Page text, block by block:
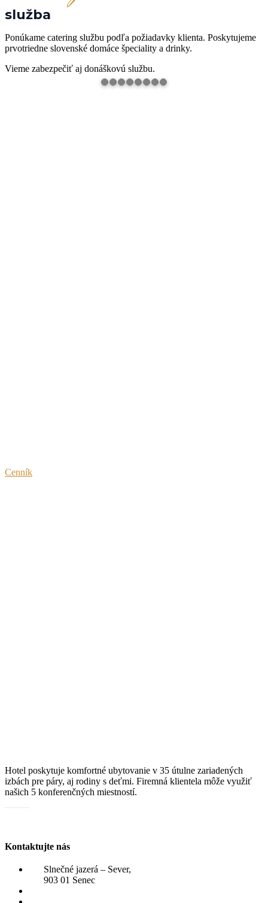
služba
Ponúkame catering službu podľa požiadavky klienta. Poskytujeme
prvotriedne slovenské domáce špeciality a drinky.
Vieme zabezpečiť aj donáškovú službu.
Cenník
Hotel poskytuje komfortné ubytovanie v 35 útulne zariadených
izbách pre páry, aj rodiny s deťmi. Firemná klientela môže využiť
našich 5 konferenčných miestností.
Kontaktujte nás
Slnečné jazerá – Sever,
903 01 Senec